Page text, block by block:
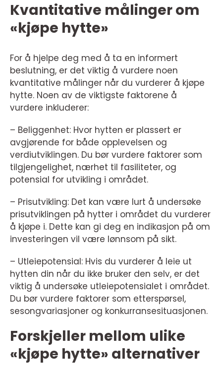
Kvantitative målinger om
«kjøpe hytte»
For å hjelpe deg med å ta en informert
beslutning, er det viktig å vurdere noen
kvantitative målinger når du vurderer å kjøpe
hytte. Noen av de viktigste faktorene å
vurdere inkluderer:
– Beliggenhet: Hvor hytten er plassert er
avgjørende for både opplevelsen og
verdiutviklingen. Du bør vurdere faktorer som
tilgjengelighet, nærhet til fasiliteter, og
potensial for utvikling i området.
– Prisutvikling: Det kan være lurt å undersøke
prisutviklingen på hytter i området du vurderer
å kjøpe i. Dette kan gi deg en indikasjon på om
investeringen vil være lønnsom på sikt.
– Utleiepotensial: Hvis du vurderer å leie ut
hytten din når du ikke bruker den selv, er det
viktig å undersøke utleiepotensialet i området.
Du bør vurdere faktorer som etterspørsel,
sesongvariasjoner og konkurransesituasjonen.
Forskjeller mellom ulike
«kjøpe hytte» alternativer